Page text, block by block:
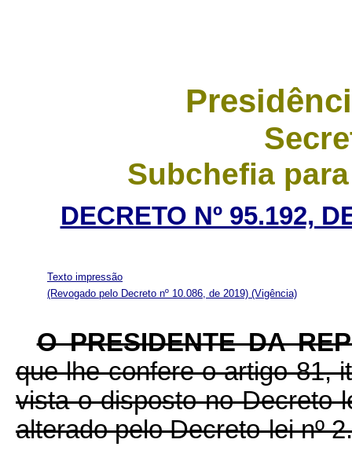
Subchefia
DECRETO Nº 95.192,
Texto impressão
(Revogado pelo Decreto nº 10.086, de 2019) (Vigência)
O PRESIDENTE DA
que lhe confere o artigo 81,
vista o disposto no Decreto-
alterado pelo Decreto-lei nº